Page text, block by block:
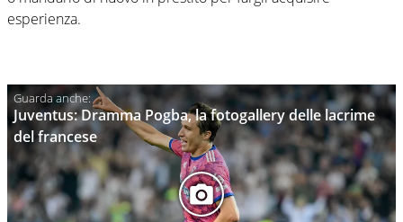
esperienza.
Juventus: Dramma Pogba, la fotogallery delle lacrime
del francese